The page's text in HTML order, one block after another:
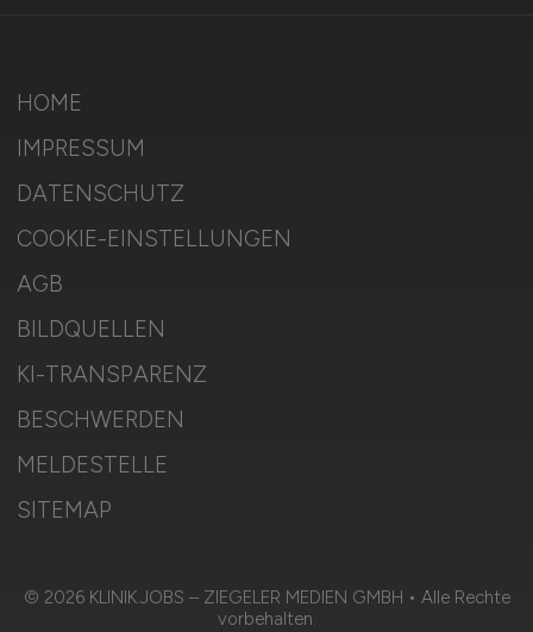
HOME
IMPRESSUM
DATENSCHUTZ
COOKIE-EINSTELLUNGEN
AGB
BILDQUELLEN
KI-TRANSPARENZ
BESCHWERDEN
MELDESTELLE
SITEMAP
© 2026 KLINIK.JOBS – ZIEGELER MEDIEN GMBH • Alle Rechte
vorbehalten.